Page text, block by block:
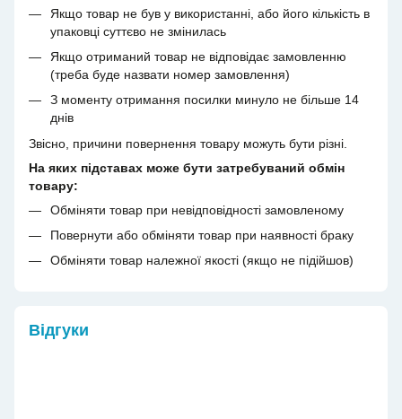
Якщо товар не був у використанні, або його кількість в
упаковці суттєво не змінилась
Якщо отриманий товар не відповідає замовленню
(треба буде назвати номер замовлення)
З моменту отримання посилки минуло не більше 14
днів
Звісно, причини повернення товару можуть бути різні.
На яких підставах може бути затребуваний обмін
товару:
Обміняти товар при невідповідності замовленому
Повернути або обміняти товар при наявності браку
Обміняти товар належної якості (якщо не підійшов)
Відгуки